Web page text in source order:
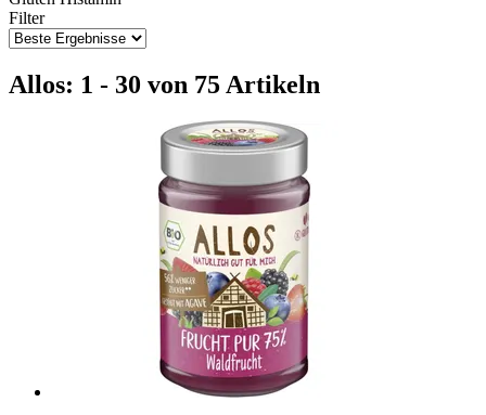
Filter
Allos: 1 - 30 von 75 Artikeln